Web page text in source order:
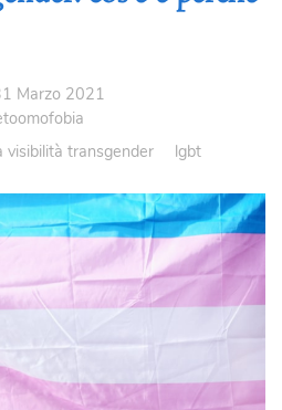
Marzo 2021
visibilità transgender
lgbt